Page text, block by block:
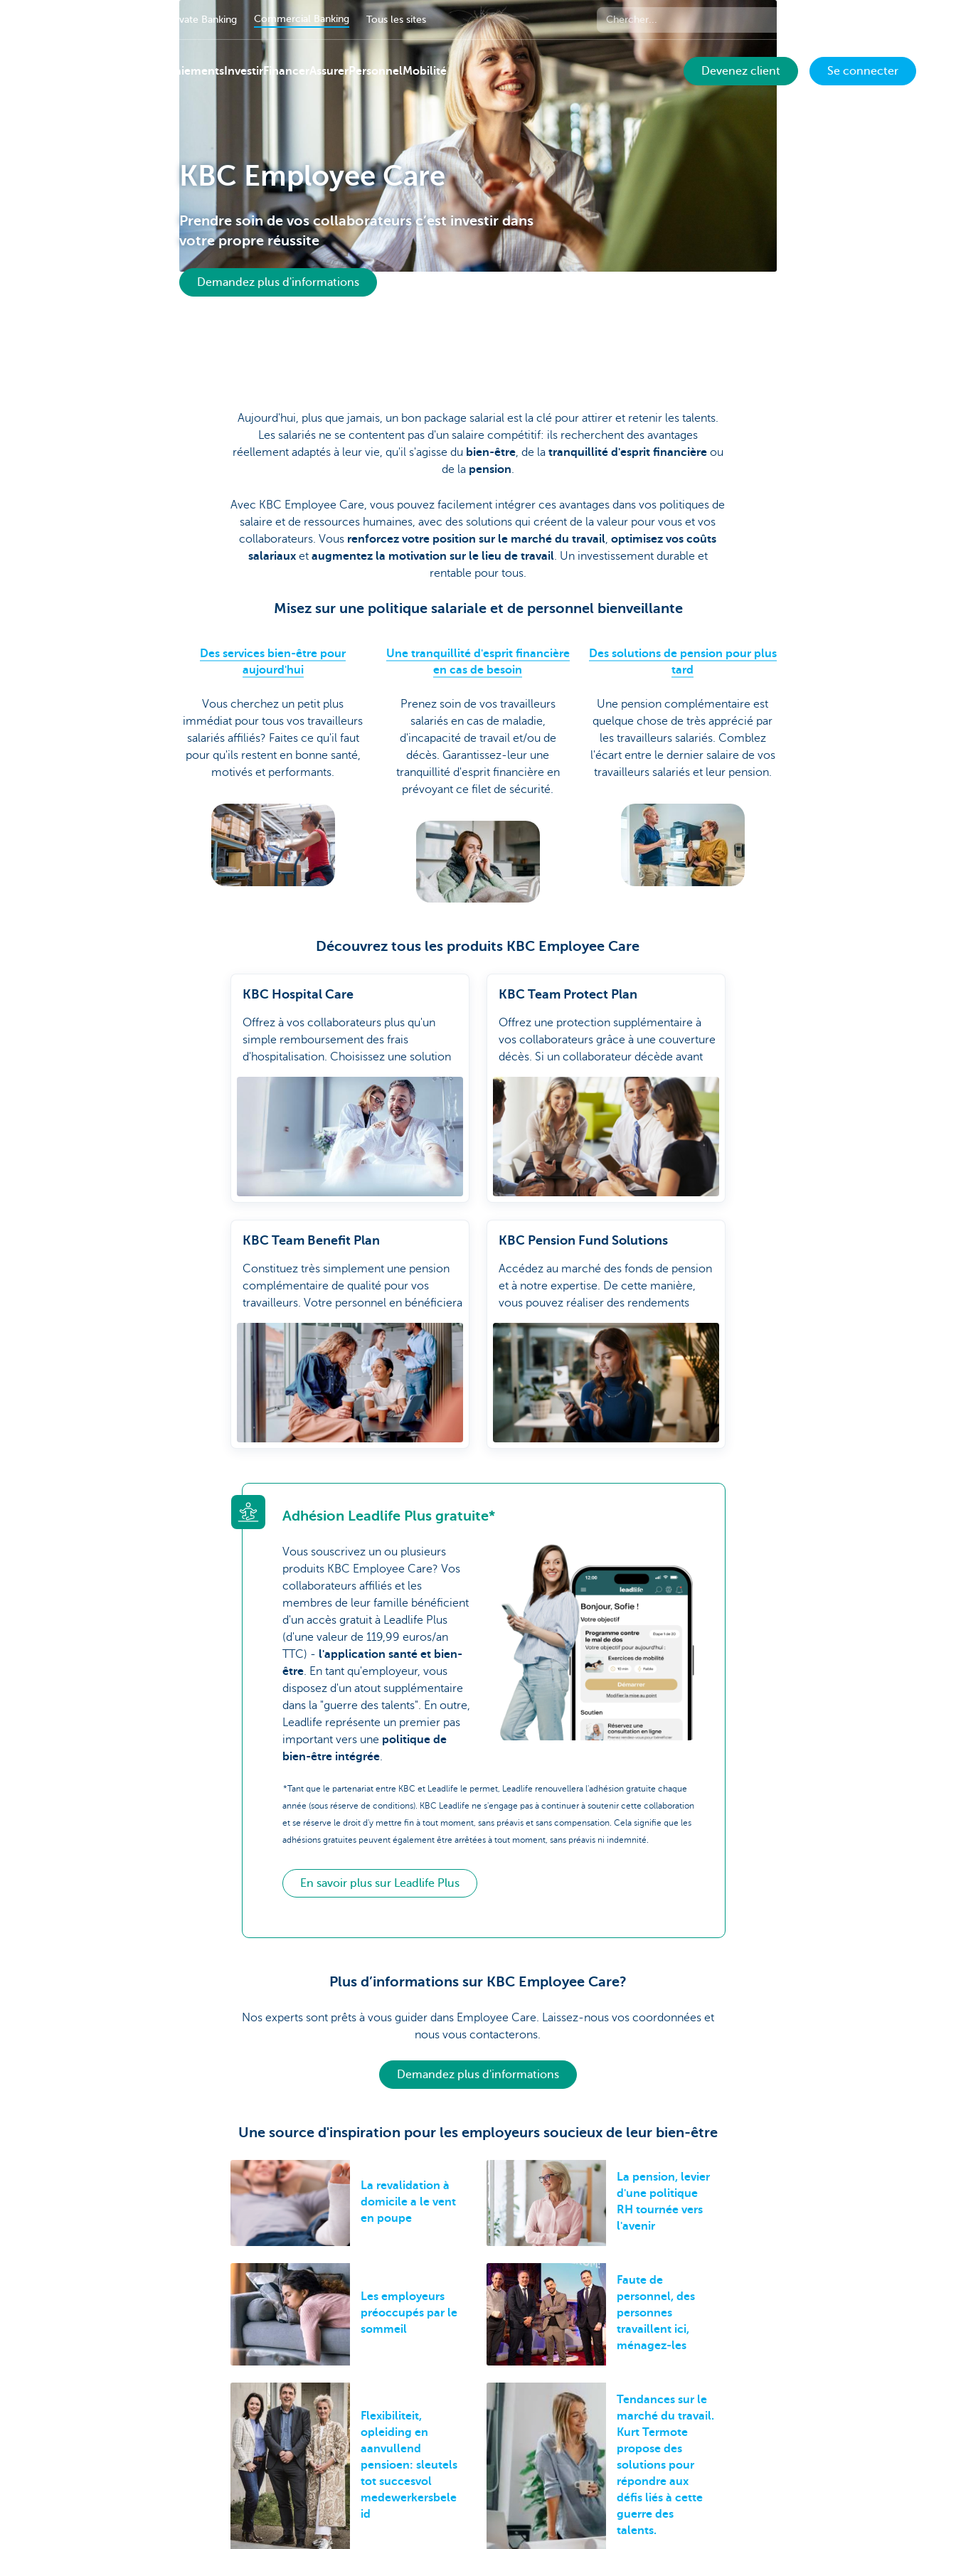
Private Banking Commercial Banking Tous les sites
Services de paiements InvestirFinancerAssurerPersonnelMobilité Devenez client Se connecter
KBC Employee Care
Prendre soin de vos collaborateurs c’est investir dans
votre propre réussite
Demandez plus d'informations
Aujourd'hui, plus que jamais, un bon package salarial est la clé pour attirer et retenir les talents.
Les salariés ne se contentent pas d'un salaire compétitif: ils recherchent des avantages
réellement adaptés à leur vie, qu'il s'agisse du bien-être, de la tranquillité d'esprit financièreou
de la pension.
Avec KBC Employee Care, vous pouvez facilement intégrer ces avantages dans vos politiques de
salaire et de ressources humaines, avec des solutions qui créent de la valeur pour vous et vos
collaborateurs. Vous renforcez votre position sur le marché du travail,optimisez vos coûts
salariauxet augmentez la motivation sur le lieu de travail. Un investissement durable et
rentable pour tous.
Misez sur une politique salariale et de personnel bienveillante
Des services bien-être pour
aujourd'hui
Vous cherchez un petit plus
immédiat pour tous vos travailleurs
salariés affiliés? Faites ce qu'il faut
pour qu'ils restent en bonne santé,
motivés et performants.
Une tranquillité d'esprit financière
en cas de besoin
Prenez soin de vos travailleurs
salariés en cas de maladie,
d'incapacité de travail et/ou de
décès. Garantissez-leur une
tranquillité d'esprit financière en
prévoyant ce filet de sécurité.
Des solutions de pension pour plus
tard
Une pension complémentaire est
quelque chose de très apprécié par
les travailleurs salariés. Comblez
l'écart entre le dernier salaire de vos
travailleurs salariés et leur pension.
Découvrez tous les produits KBC Employee Care
KBC Hospital Care
Offrez à vos collaborateurs plus qu'un
simple remboursement des frais
d'hospitalisation. Choisissez une solution
pendant et après l'hospitalisation.
KBC Team Protect Plan
Offrez une protection supplémentaire à
vos collaborateurs grâce à une couverture
décès. Si un collaborateur décède avant
ainsi ses proches.
KBC Team Benefit Plan
Constituez très simplement une pension
complémentaire de qualité pour vos
travailleurs. Votre personnel en bénéficiera
salaire.
KBC Pension Fund Solutions
Accédez au marché des fonds de pension
et à notre expertise. De cette manière,
vous pouvez réaliser des rendements
collaborateurs.
Adhésion Leadlife Plus gratuite*
Vous souscrivez un ou plusieurs
produits KBC Employee Care? Vos
collaborateurs affiliés et les
membres de leur famille bénéficient
d'un accès gratuit à Leadlife Plus
(d'une valeur de 119,99 euros/an
TTC) - l'application santé et bien-
être. En tant qu'employeur, vous
disposez d'un atout supplémentaire
dans la "guerre des talents". En outre,
Leadlife représente un premier pas
important vers une politique de
bien-être intégrée.
*Tant que le partenariat entre KBC et Leadlife le permet, Leadlife renouvellera l'adhésion gratuite chaque
année (sous réserve de conditions). KBC Leadlife ne s'engage pas à continuer à soutenir cette collaboration
et se réserve le droit d'y mettre fin à tout moment, sans préavis et sans compensation. Cela signifie que les
adhésions gratuites peuvent également être arrêtées à tout moment, sans préavis ni indemnité.
En savoir plus sur Leadlife Plus
Plus d’informations sur KBC Employee Care?
Nos experts sont prêts à vous guider dans Employee Care. Laissez-nous vos coordonnées et
nous vous contacterons.
Demandez plus d'informations
Une source d'inspiration pour les employeurs soucieux de leur bien-être
La revalidation à
domicile a le vent
en poupe
La pension, levier
d'une politique
RH tournée vers
l'avenir
Les employeurs
préoccupés par le
sommeil
Faute de
personnel, des
personnes
travaillent ici,
ménagez-les
Flexibiliteit,
opleiding en
aanvullend
pensioen: sleutels
tot succesvol
medewerkersbele
id
Tendances sur le
marché du travail.
Kurt Termote
propose des
solutions pour
répondre aux
défis liés à cette
guerre des
talents.